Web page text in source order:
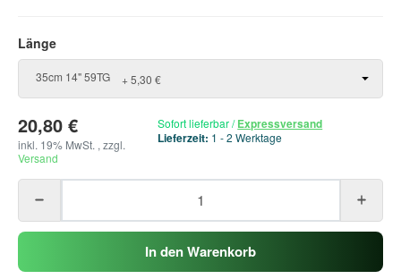
Länge
Länge
35cm 14" 59TG + 5,30 €
20,80 €
inkl. 19% MwSt. , zzgl.
Versand
Sofort lieferbar/Expressversand
Lieferzeit: 1 - 2 Werktage
In den Warenkorb